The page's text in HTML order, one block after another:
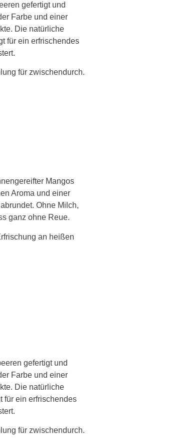
gefertigt und
Farbe und einer
Die natürliche
für ein erfrischendes
für zwischendurch.
Mangos
Aroma und einer
Ohne Milch,
ganz ohne Reue.
an heißen
gefertigt und
Farbe und einer
Die natürliche
für ein erfrischendes
für zwischendurch.